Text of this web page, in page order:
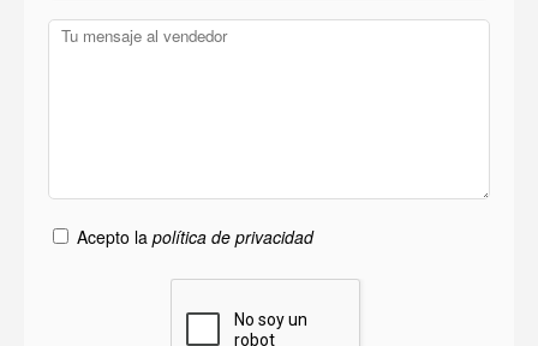
Acepto la política de privacidad